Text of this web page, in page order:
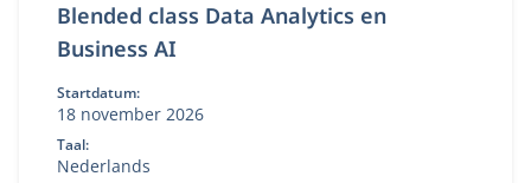
Blended class Data Analytics en
Business AI
Startdatum:
18 november 2026
Taal:
Nederlands